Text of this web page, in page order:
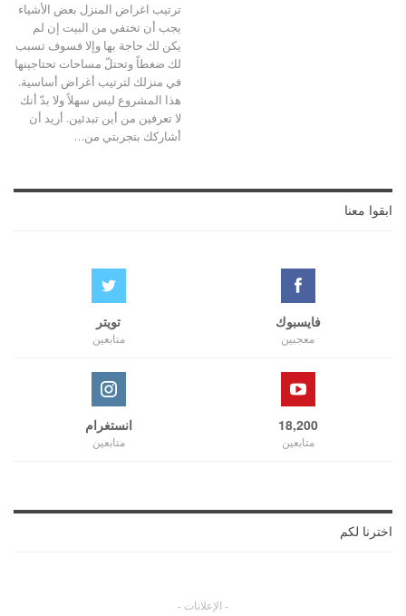
ترتيب اغراض المنزل بعض الأشياء
يجب أن تختفي من البيت إن لم
يكن لك حاجة بها وإلا فسوف تسبب
لك ضغطاً وتحتلّ مساحات تحتاجينها
في منزلك لترتيب أغراض أساسية.
هذا المشروع ليس سهلاً ولا بدّ أنك
لا تعرفين من أين تبدئين. أريد أن
أشاركك بتجربتي من…
ابقوا معنا
فايسبوك
معجبين
تويتر
متابعين
18,200
متابعين
انستغرام
متابعين
اخترنا لكم
- الإعلانات -